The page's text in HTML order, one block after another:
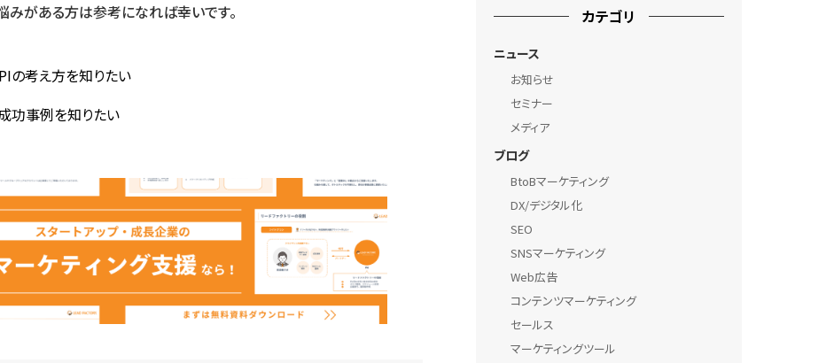
みがある方は参考になれば幸いです。
の考え方を知りたい
功事例を知りたい
カテゴリ
ニュース
お知らせ
セミナー
メディア
ブログ
BtoBマーケティング
DX/デジタル化
SEO
SNSマーケティング
Web広告
コンテンツマーケティング
セールス
マーケティングツール